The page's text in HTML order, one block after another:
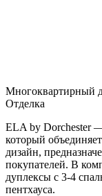
Многоквартирный
Отделка
ELA by Dorchester
который
дизайн,
покупателей. В
дуплексы с 3-4
пентхауса.